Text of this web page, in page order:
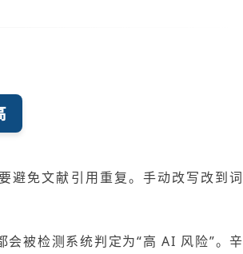
避免文献引用重复。手动改写改到词
被检测系统判定为“高 AI 风险”。辛